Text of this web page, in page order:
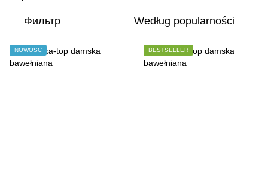
Фильтр Według popularności
NOWOŚĆ BESTSELLER